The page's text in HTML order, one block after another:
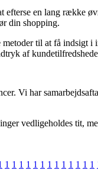
efterse en lang række
din shopping.
til at få indsigt
af
Vi har
vedligeholdes tit,
1 1 1 1 1 1 1 1 1 1 1 1 1